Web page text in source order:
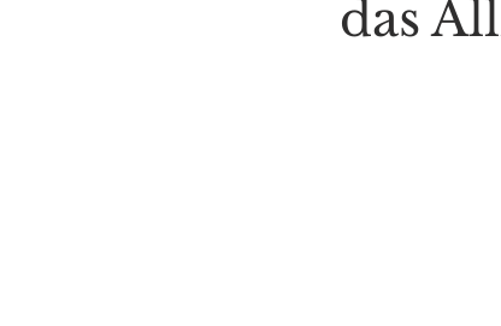
das